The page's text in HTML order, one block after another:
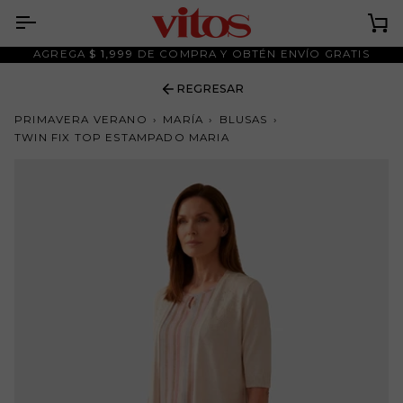
contenido
AGREGA $ 1,999 DE COMPRA Y OBTÉN ENVÍO GRATIS
REGRESAR
PRIMAVERA VERANO › MARÍA › BLUSAS
›
TWIN FIX TOP ESTAMPADO MARIA